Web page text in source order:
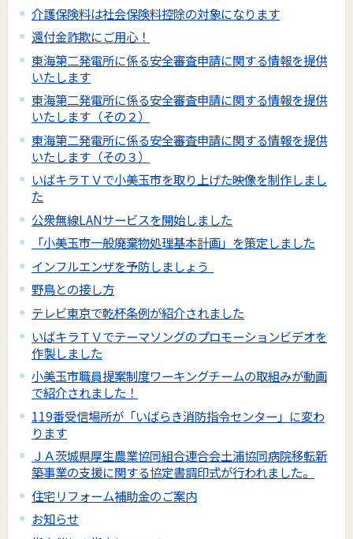
介護保険料は社会保険料控除の対象になります
還付金詐欺にご用心！
東海第二発電所に係る安全審査申請に関する情報を提供
いたします
東海第二発電所に係る安全審査申請に関する情報を提供
いたします（その２）
東海第二発電所に係る安全審査申請に関する情報を提供
いたします（その３）
いばキラＴＶで小美玉市を取り上げた映像を制作しまし
た
公衆無線LANサービスを開始しました
「小美玉市一般廃棄物処理基本計画」を策定しました
インフルエンザを予防しましょう
野鳥との接し方
テレビ東京で乾杯条例が紹介されました
いばキラＴＶでテーマソングのプロモーションビデオを
作製しました
小美玉市職員提案制度ワーキングチームの取組みが動画
で紹介されました！
119番受信場所が「いばらき消防指令センター」に変わ
ります
ＪＡ茨城県厚生農業協同組合連合会土浦協同病院移転新
築事業の支援に関する協定書調印式が行われました。
住宅リフォーム補助金のご案内
お知らせ